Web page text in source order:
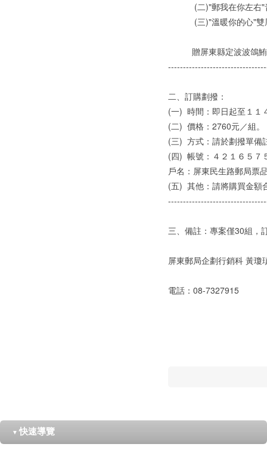
(二)"郵我在你左右"音
(三)"溫暖你的心"雙層
贈屏東縣定波波鴿鮪
二、訂購劃撥：
(一) 時間：即日起至１１
(二) 價格：2760元／組。
(三) 方式：請於劃撥單備
(四) 帳號：４２１６５７
戶名：屏東民生路郵局票
(五) 其他：請將購買金額
三、備註：專案僅30組，
屏東郵局企劃行銷科 黃瓊
電話：08-7327915
▼ 快速導覽